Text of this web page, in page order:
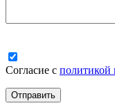
Согласие с политикой